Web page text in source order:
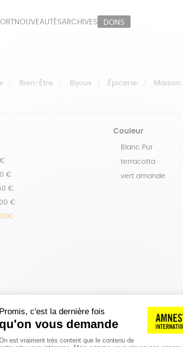
NOUVEAUTÉSARCHIVES DONS
Bien-Être Bijoux Épicerie Maison
€
€
€
Couleur
Blanc Pur
terracotta
vert amande
réinitialiser les filtres